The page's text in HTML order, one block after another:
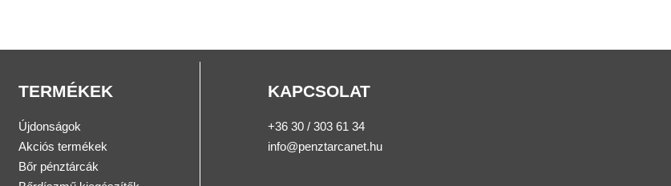
TERMÉKEK
Újdonságok
Akciós termékek
Bőr pénztárcák
KAPCSOLAT
+36 30 / 303 61 34
info@penztarcanet.hu